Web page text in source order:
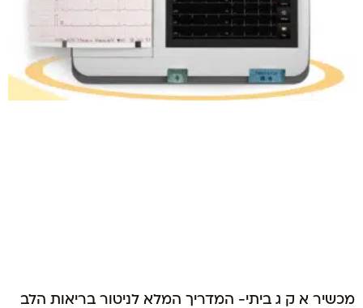
מכשיר א ק ג ביתי- המדריך המלא לניטור בריאות הלב